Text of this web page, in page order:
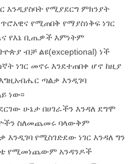
እንዲያስባት የሚያደርግ ምክንያት
የሚጠበቅ የማያስነቅፍ ነገር
የእኔ ቢጤዎች እምነትም
ብቻ ልዩ(exceptional) ነች
ነገር መኖሩ እንደተጠበቀ ሆኖ ከዚያ
ጣልቃ እንዲገባ
ነው፡፡
ሁኔታ በሀገራችን እንዳለ ደግሞ
ስለመጨመሩ ባላውቅም
የሚስገድደው ነገር እንዳለ ግን
የሚመነጨውም አንዳንዶች